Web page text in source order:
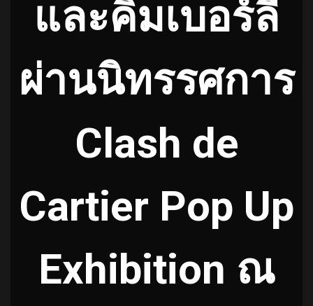
และคิมเบอร์ลี่
ผ่านนิทรรศการ
Clash de
Cartier Pop Up
Exhibition ณ